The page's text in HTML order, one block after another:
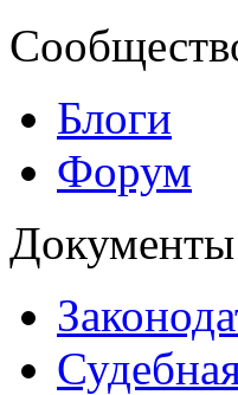
Блоги
Форум
Документы